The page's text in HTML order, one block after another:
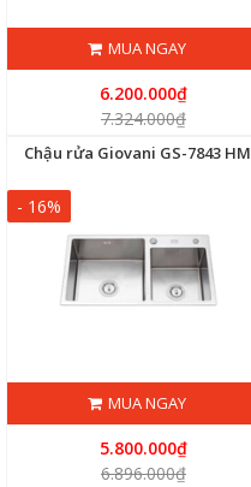
MUA NGAY
6.200.000₫
7.324.000₫
Chậu rửa Giovani GS-7843 HM
- 16%
MUA NGAY
5.800.000₫
6.896.000₫